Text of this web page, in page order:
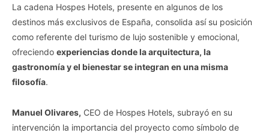
La cadena Hospes Hotels, presente en algunos de los
destinos más exclusivos de España, consolida así su posición
como referente del turismo de lujo sostenible y emocional,
ofreciendo experiencias donde la arquitectura, la
gastronomía y el bienestar se integran en una misma
filosofía.
Manuel Olivares, CEO de Hospes Hotels, subrayó en su
intervención la importancia del proyecto como símbolo de